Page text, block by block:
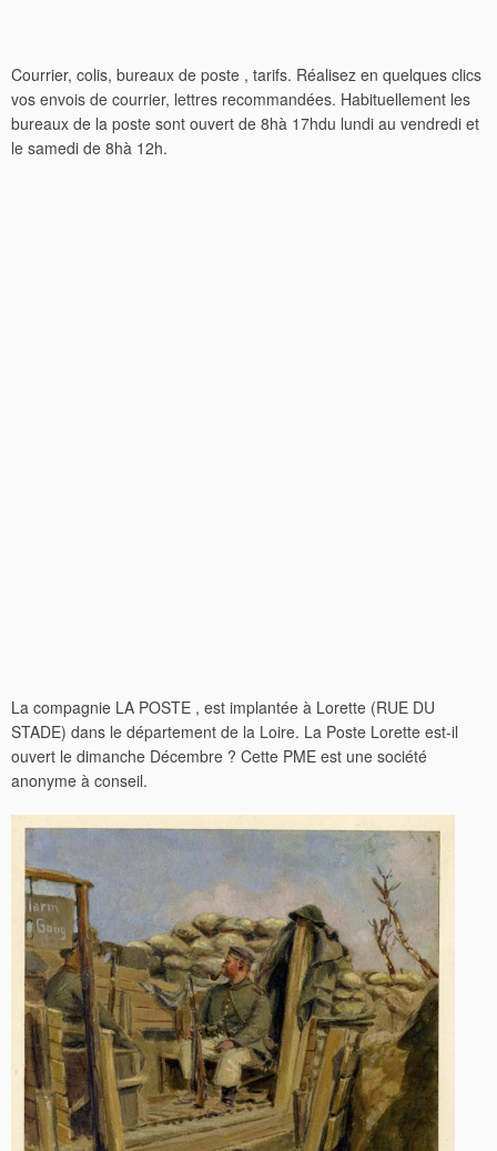
Courrier, colis, bureaux de poste , tarifs. Réalisez en quelques clics
vos envois de courrier, lettres recommandées. Habituellement les
bureaux de la poste sont ouvert de 8hà 17hdu lundi au vendredi et
le samedi de 8hà 12h.
La compagnie LA POSTE , est implantée à Lorette (RUE DU
STADE) dans le département de la Loire. La Poste Lorette est-il
ouvert le dimanche Décembre ? Cette PME est une société
anonyme à conseil.